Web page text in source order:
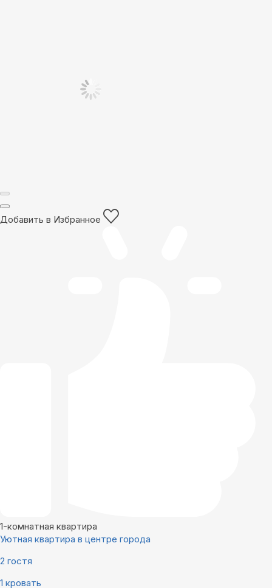
Добавить в Избранное
1-комнатная квартира
Уютная квартира в центре города
2 гостя
1 кровать